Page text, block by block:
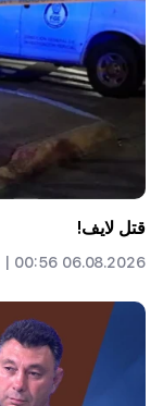
قتل لايف!
06.08.2026 00:56 |